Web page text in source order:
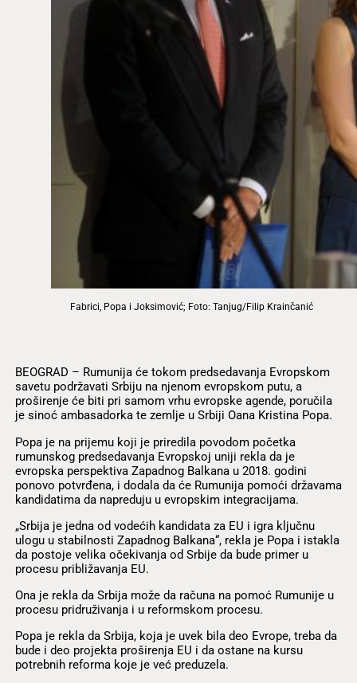
Fabrici, Popa i Joksimović; Foto: Tanjug/Filip Krainčanić
BEOGRAD – Rumunija će tokom predsedavanja Evropskom
savetu podržavati Srbiju na njenom evropskom putu, a
proširenje će biti pri samom vrhu evropske agende, poručila
je sinoć ambasadorka te zemlje u Srbiji Oana Kristina Popa.
Popa je na prijemu koji je priredila povodom početka
rumunskog predsedavanja Evropskoj uniji rekla da je
evropska perspektiva Zapadnog Balkana u 2018. godini
ponovo potvrđena, i dodala da će Rumunija pomoći državama
kandidatima da napreduju u evropskim integracijama.
„Srbija je jedna od vodećih kandidata za EU i igra ključnu
ulogu u stabilnosti Zapadnog Balkana“, rekla je Popa i istakla
da postoje velika očekivanja od Srbije da bude primer u
procesu približavanja EU.
Ona je rekla da Srbija može da računa na pomoć Rumunije u
procesu pridruživanja i u reformskom procesu.
Popa je rekla da Srbija, koja je uvek bila deo Evrope, treba da
bude i deo projekta proširenja EU i da ostane na kursu
potrebnih reforma koje je već preduzela.